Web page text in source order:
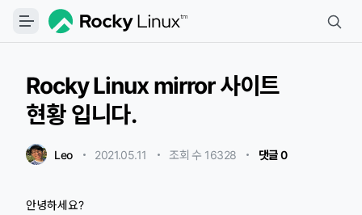
Rocky Linux mirror 사이트
현황 입니다.
Leo ・ 2021.05.11 ・ 조회 수 16328 ・ 댓글 0
안녕하세요?